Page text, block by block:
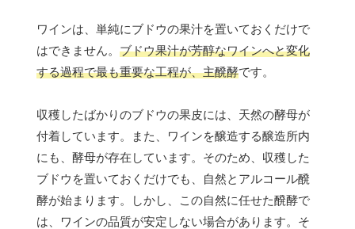
ワインは、単純にブドウの果汁を置いておくだけで
はできません。 ブドウ果汁が芳醇なワインへと変化
する過程で最も重要な工程が、主醗酵です。
収穫したばかりのブドウの果皮には、天然の酵母が
付着しています。また、ワインを醸造する醸造所内
にも、酵母が存在しています。そのため、収穫した
ブドウを置いておくだけでも、自然とアルコール醗
酵が始まります。しかし、この自然に任せた醗酵で
は、ワインの品質が安定しない場合があります。そ